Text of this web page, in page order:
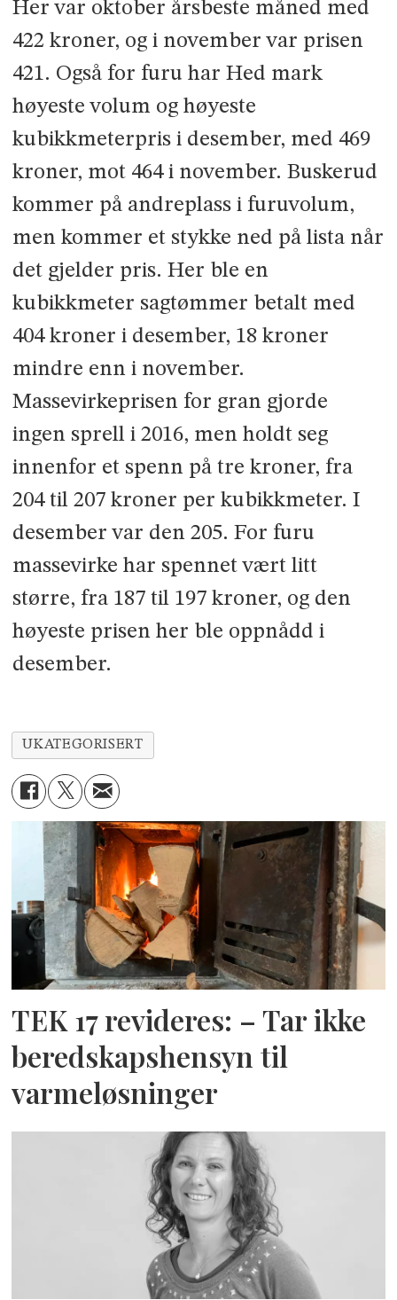
Her var oktober årsbeste måned med
422 kroner, og i november var prisen
421. Også for furu har Hed­ mark
høyeste volum og høyeste
kubikkmeterpris i desember, med 469
kroner, mot 464 i november. Buskerud
kommer på andreplass i furuvolum,
men kommer et stykke ned på lista når
det gjelder pris. Her ble en
kubikkmeter sagtømmer betalt med
404 kroner i desember, 18 kroner
mindre enn i november.
Massevirkeprisen for gran gjorde
ingen sprell i 2016, men holdt seg
innenfor et spenn på tre kroner, fra
204 til 207 kroner per kubikkmeter. I
desember var den 205. For furu
massevirke har spennet vært litt
større, fra 187 til 197 kroner, og den
høyeste prisen her ble oppnådd i
desember.
UKATEGORISERT
TEK 17 revideres: – Tar ikke
beredskapshensyn til
varmeløsninger